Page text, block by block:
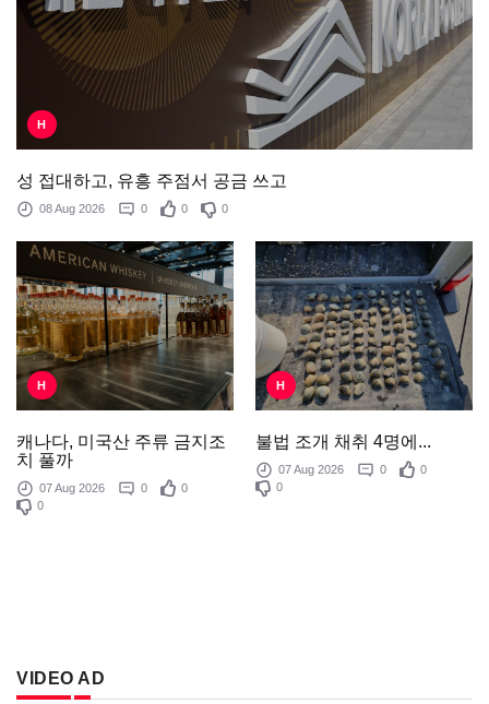
H
성 접대하고, 유흥 주점서 공금 쓰고
08 Aug 2026 0 0 0
H
캐나다, 미국산 주류 금지조
치 풀까
07 Aug 2026 0
0
0
H
불법 조개 채취 4명에...
07 Aug 2026 0
0
0
VIDEO AD